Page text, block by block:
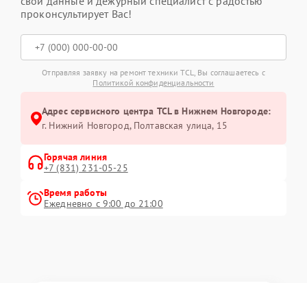
проконсультирует Вас!
Отправляя заявку на ремонт техники TCL, Вы соглашаетесь с
Политикой конфиденциальности
Адрес сервисного центра TCL в Нижнем Новгороде:
г. Нижний Новгород, Полтавская улица, 15
Горячая линия
+7 (831) 231-05-25
Время работы
Ежедневно с 9:00 до 21:00